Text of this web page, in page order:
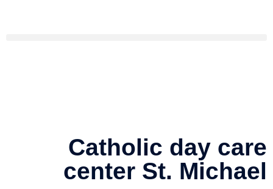
Catholic day care
center St. Michael